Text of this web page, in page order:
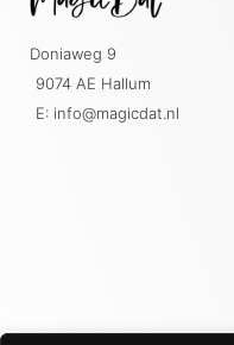
Doniaweg 9
9074 AE Hallum
E: info@magicdat.nl